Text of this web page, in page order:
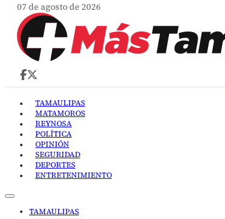
07 de agosto de 2026
TAMAULIPAS
MATAMOROS
REYNOSA
POLÍTICA
OPINIÓN
SEGURIDAD
DEPORTES
ENTRETENIMIENTO
TAMAULIPAS